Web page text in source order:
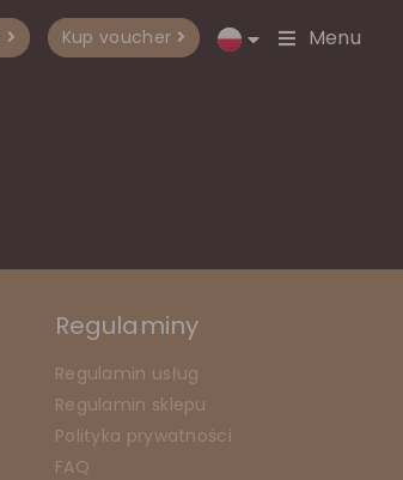
Kup voucher Menu
Regulaminy
Regulamin usług
Regulamin sklepu
Polityka prywatności
FAQ